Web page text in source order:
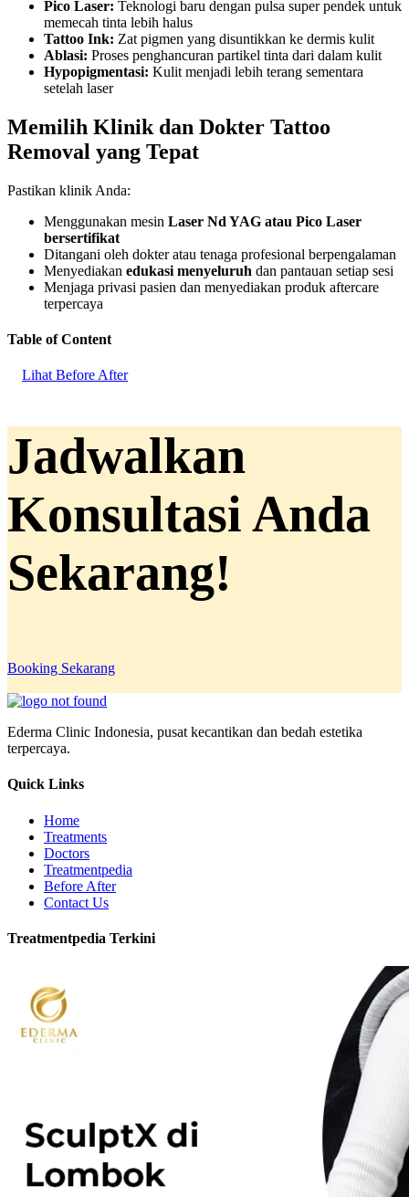
Pico Laser: Teknologi baru dengan pulsa super pendek untuk
memecah tinta lebih halus
Tattoo Ink: Zat pigmen yang disuntikkan ke dermis kulit
Ablasi: Proses penghancuran partikel tinta dari dalam kulit
Hypopigmentasi: Kulit menjadi lebih terang sementara
setelah laser
Memilih Klinik dan Dokter Tattoo
Removal yang Tepat
Pastikan klinik Anda:
Menggunakan mesin Laser Nd YAG atau Pico Laser
bersertifikat
Ditangani oleh dokter atau tenaga profesional berpengalaman
Menyediakan edukasi menyeluruh dan pantauan setiap sesi
Menjaga privasi pasien dan menyediakan produk aftercare
terpercaya
Table of Content
Lihat Before After
Jadwalkan
Konsultasi Anda
Sekarang!
Booking Sekarang
Ederma Clinic Indonesia, pusat kecantikan dan bedah estetika
terpercaya.
Quick Links
Home
Treatments
Doctors
Treatmentpedia
Before After
Contact Us
Treatmentpedia Terkini